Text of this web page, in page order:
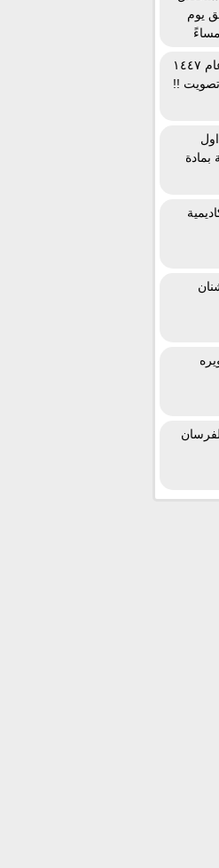
يوم
جائزة أبو بندر لعيد فطر عام ١٤٤٧
تصويت !!
بمادة